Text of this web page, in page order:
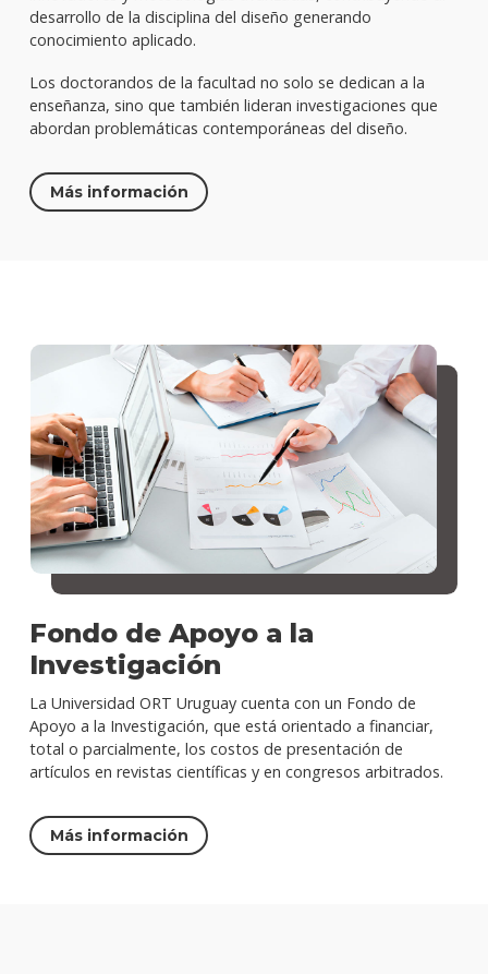
desarrollo de la disciplina del diseño generando
conocimiento aplicado.
Los doctorandos de la facultad no solo se dedican a la
enseñanza, sino que también lideran investigaciones que
abordan problemáticas contemporáneas del diseño.
Más información
Fondo de Apoyo a la
Investigación
La Universidad ORT Uruguay cuenta con un Fondo de
Apoyo a la Investigación, que está orientado a financiar,
total o parcialmente, los costos de presentación de
artículos en revistas científicas y en congresos arbitrados.
Más información